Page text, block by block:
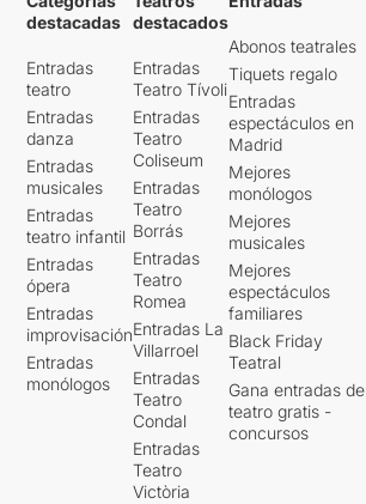
destacadas
Entradas
teatro
Entradas
danza
Entradas
musicales
Entradas
teatro infantil
Entradas
ópera
Entradas
improvisación
Entradas
monólogos
destacados
Entradas
Teatro Tívoli
Entradas
Teatro
Coliseum
Entradas
Teatro
Borrás
Entradas
Teatro
Romea
Entradas La
Villarroel
Entradas
Teatro
Condal
Entradas
Teatro
Victòria
Abonos teatrales
Tiquets regalo
Entradas
espectáculos en
Madrid
Mejores
monólogos
Mejores
musicales
Mejores
espectáculos
familiares
Black Friday
Teatral
Gana entradas de
teatro gratis -
concursos